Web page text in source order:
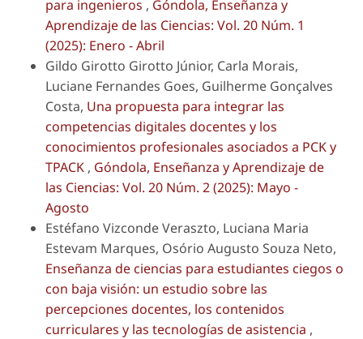
para ingenieros , Góndola, Enseñanza y
Aprendizaje de las Ciencias: Vol. 20 Núm. 1
(2025): Enero - Abril
Gildo Girotto Girotto Júnior, Carla Morais,
Luciane Fernandes Goes, Guilherme Gonçalves
Costa, Una propuesta para integrar las
competencias digitales docentes y los
conocimientos profesionales asociados a PCK y
TPACK , Góndola, Enseñanza y Aprendizaje de
las Ciencias: Vol. 20 Núm. 2 (2025): Mayo -
Agosto
Estéfano Vizconde Veraszto, Luciana Maria
Estevam Marques, Osório Augusto Souza Neto,
Enseñanza de ciencias para estudiantes ciegos o
con baja visión: un estudio sobre las
percepciones docentes, los contenidos
curriculares y las tecnologías de asistencia ,